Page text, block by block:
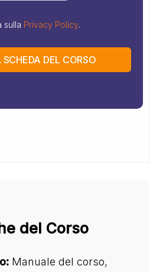
sulla Privacy Policy.
DEL CORSO
del Corso
Manuale del corso,